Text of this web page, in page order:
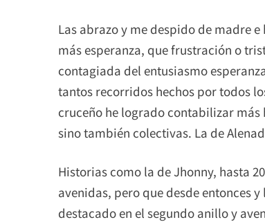
Las abrazo y me despido de madre
más esperanza, que frustración o
contagiada del entusiasmo
tantos recorridos hechos por todos
cruceño he logrado contabilizar
sino también colectivas. La de
Historias como la de Jhonny, hasta
avenidas, pero que desde entonces
destacado en el segundo anillo y